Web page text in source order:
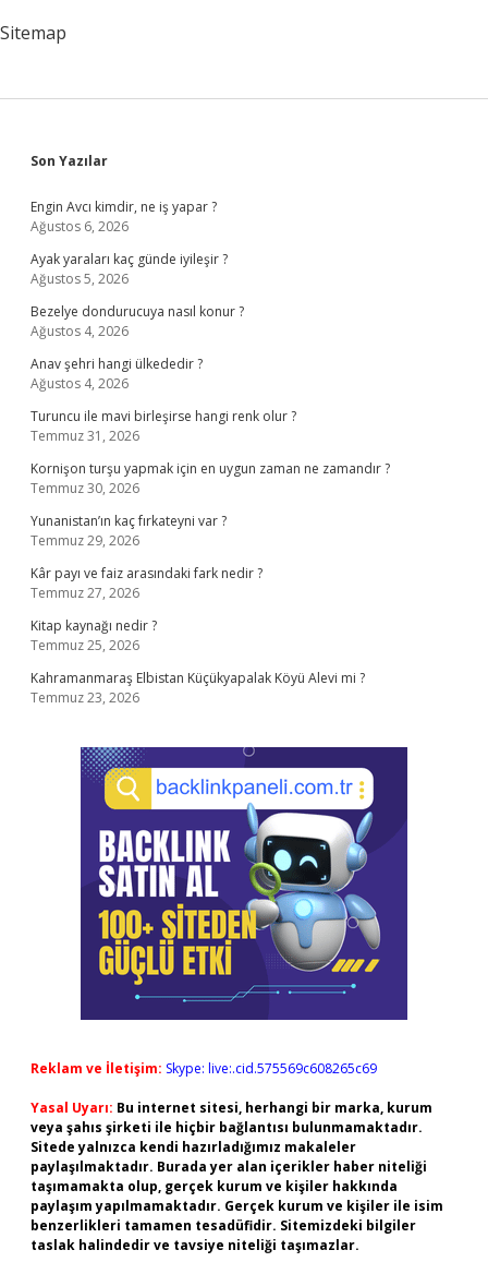
Sitemap
Sidebar
Son Yazılar
Engin Avcı kimdir, ne iş yapar ?
Ağustos 6, 2026
Ayak yaraları kaç günde iyileşir ?
Ağustos 5, 2026
Bezelye dondurucuya nasıl konur ?
Ağustos 4, 2026
Anav şehri hangi ülkededir ?
Ağustos 4, 2026
Turuncu ile mavi birleşirse hangi renk olur ?
Temmuz 31, 2026
Kornişon turşu yapmak için en uygun zaman ne zamandır ?
Temmuz 30, 2026
Yunanistan’ın kaç fırkateyni var ?
Temmuz 29, 2026
Kâr payı ve faiz arasındaki fark nedir ?
Temmuz 27, 2026
Kitap kaynağı nedir ?
Temmuz 25, 2026
Kahramanmaraş Elbistan Küçükyapalak Köyü Alevi mi ?
Temmuz 23, 2026
Reklam ve İletişim: Skype: live:.cid.575569c608265c69
Yasal Uyarı: Bu internet sitesi, herhangi bir marka, kurum
veya şahıs şirketi ile hiçbir bağlantısı bulunmamaktadır.
Sitede yalnızca kendi hazırladığımız makaleler
paylaşılmaktadır. Burada yer alan içerikler haber niteliği
taşımamakta olup, gerçek kurum ve kişiler hakkında
paylaşım yapılmamaktadır. Gerçek kurum ve kişiler ile isim
benzerlikleri tamamen tesadüfidir. Sitemizdeki bilgiler
taslak halindedir ve tavsiye niteliği taşımazlar.